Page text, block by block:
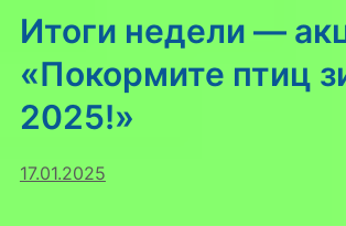
Итоги недели —
«Покормите птиц
2025!»
17.01.2025